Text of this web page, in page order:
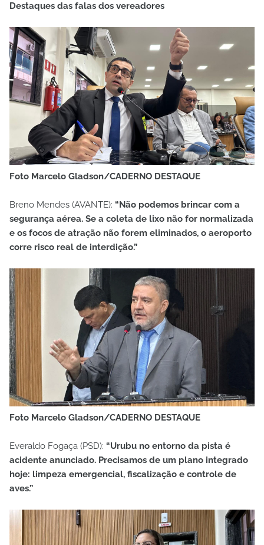
Destaques das falas dos vereadores
Foto Marcelo Gladson/CADERNO DESTAQUE
Breno Mendes (AVANTE): “Não podemos brincar com a
segurança aérea. Se a coleta de lixo não for normalizada
e os focos de atração não forem eliminados, o aeroporto
corre risco real de interdição.”
Foto Marcelo Gladson/CADERNO DESTAQUE
Everaldo Fogaça (PSD): “Urubu no entorno da pista é
acidente anunciado. Precisamos de um plano integrado
hoje: limpeza emergencial, fiscalização e controle de
aves.”